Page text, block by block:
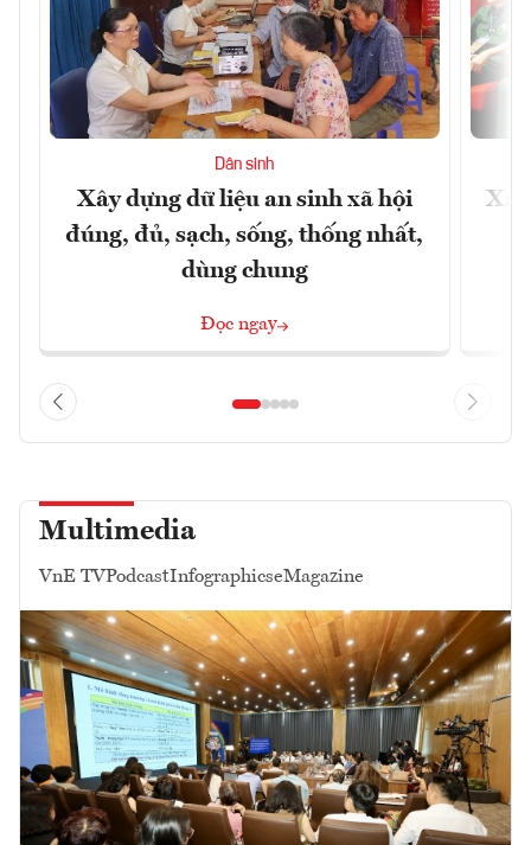
Dân sinh
Xây dựng dữ liệu an sinh xã hội
đúng, đủ, sạch, sống, thống nhất,
dùng chung
Đọc ngay
Multimedia
VnE TVPodcastInfographicseMagazine